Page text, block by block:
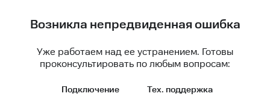
Возникла непредвиденная ошибка
Уже работаем над ее устранением. Готовы
проконсультировать по любым вопросам:
Подключение Тех. поддержка